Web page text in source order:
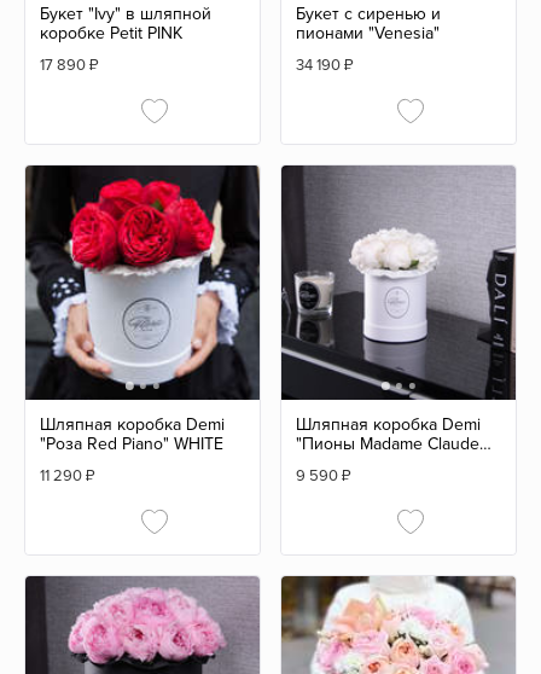
Букет "Ivy" в шляпной
коробке Petit PINK
17 890₽
Букет с сиренью и
пионами "Venesia"
34 190₽
Шляпная коробка Demi
"Роза Red Piano" WHITE
11 290₽
Шляпная коробка Demi
"Пионы Madame Claude
9 590₽